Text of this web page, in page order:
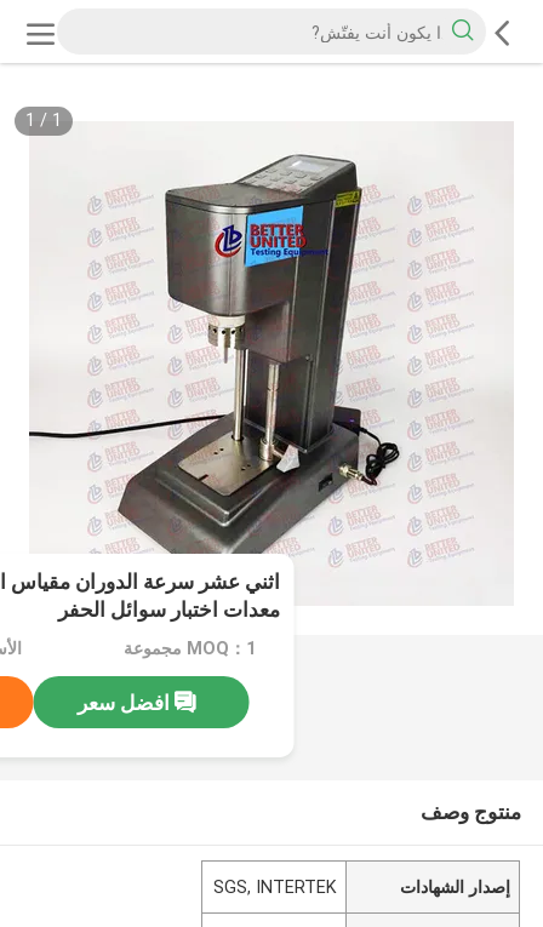
1
/
1
معدات اختبار سوائل الحفر
MOQ：1 مجموعة
افضل سعر
منتوج وصف
إصدار الشهادات SGS, INTERTEK